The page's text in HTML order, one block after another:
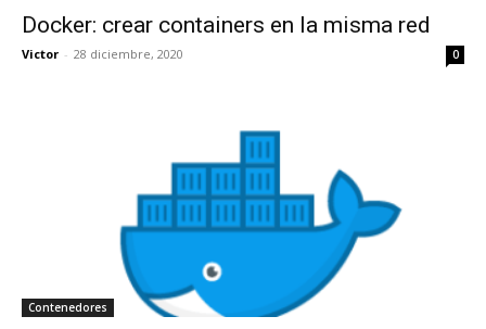
Docker: crear containers en la misma red
Victor - 28 diciembre, 2020 0
Contenedores